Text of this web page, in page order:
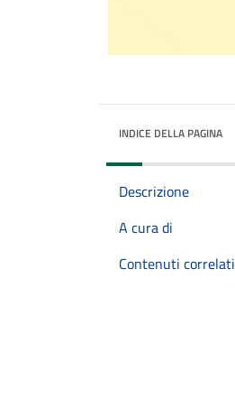
INDICE DELLA PAGINA
Descrizione
A cura di
Contenuti correlati